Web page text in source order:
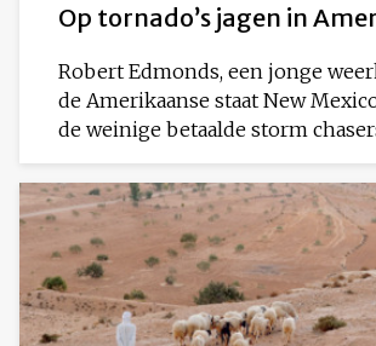
Op tornado’s jagen in
Robert Edmonds, een jonge
de Amerikaanse staat New
de weinige betaalde storm